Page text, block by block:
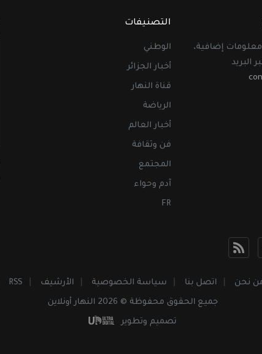
معلومات إضافية،
البريد
التصنيفات
الوطني
أخبار الجزائر
قناة النهار
الرياضة
أخبار العالم
فن وثقافة
المجتمع
آدم وحواء
FR
نحن اتصل بنا سياسة الخصوصية الأرشيف RSS
جميع الحقوق محفوظة © 2026 النهار أونلاين
تصميم وتطوير